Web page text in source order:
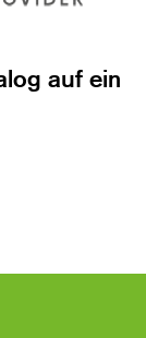
auf ein